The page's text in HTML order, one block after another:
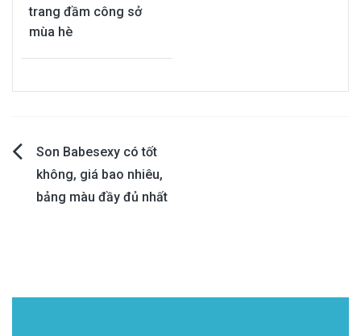
trang đầm công sở
mùa hè
Post
navigation
Son Babesexy có tốt
không, giá bao nhiêu,
bảng màu đầy đủ nhất